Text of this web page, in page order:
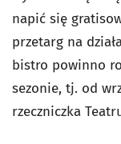
napić się
przetarg na
bistro powinno
sezonie, tj. od
rzeczniczka